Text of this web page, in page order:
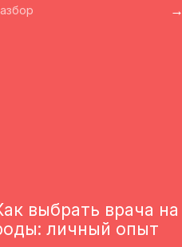
→
выбрать врача на
личный опыт